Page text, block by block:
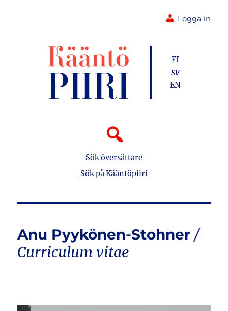
Logga in
Sök översättare
Sök på Kääntöpiiri
FI
SV
EN
Anu Pyykönen-Stohner